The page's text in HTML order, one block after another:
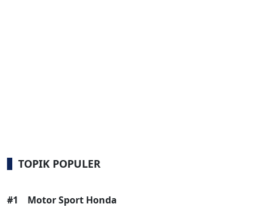
TOPIK POPULER
#1 Motor Sport Honda